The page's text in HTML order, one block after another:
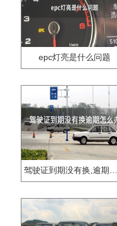
epc灯亮是什么问题
驾驶证到期没有换,逾期怎么办??